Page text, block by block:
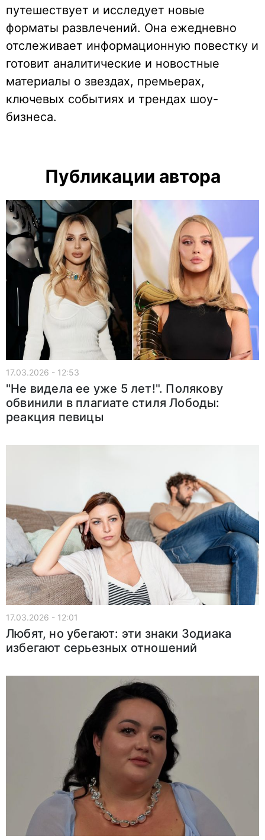
путешествует и исследует новые
форматы развлечений. Она ежедневно
отслеживает информационную повестку и
готовит аналитические и новостные
материалы о звездах, премьерах,
ключевых событиях и трендах шоу-
бизнеса.
Публикации автора
17.03.2026 - 12:53
"Не видела ее уже 5 лет!". Полякову
обвинили в плагиате стиля Лободы:
реакция певицы
17.03.2026 - 12:01
Любят, но убегают: эти знаки Зодиака
избегают серьезных отношений